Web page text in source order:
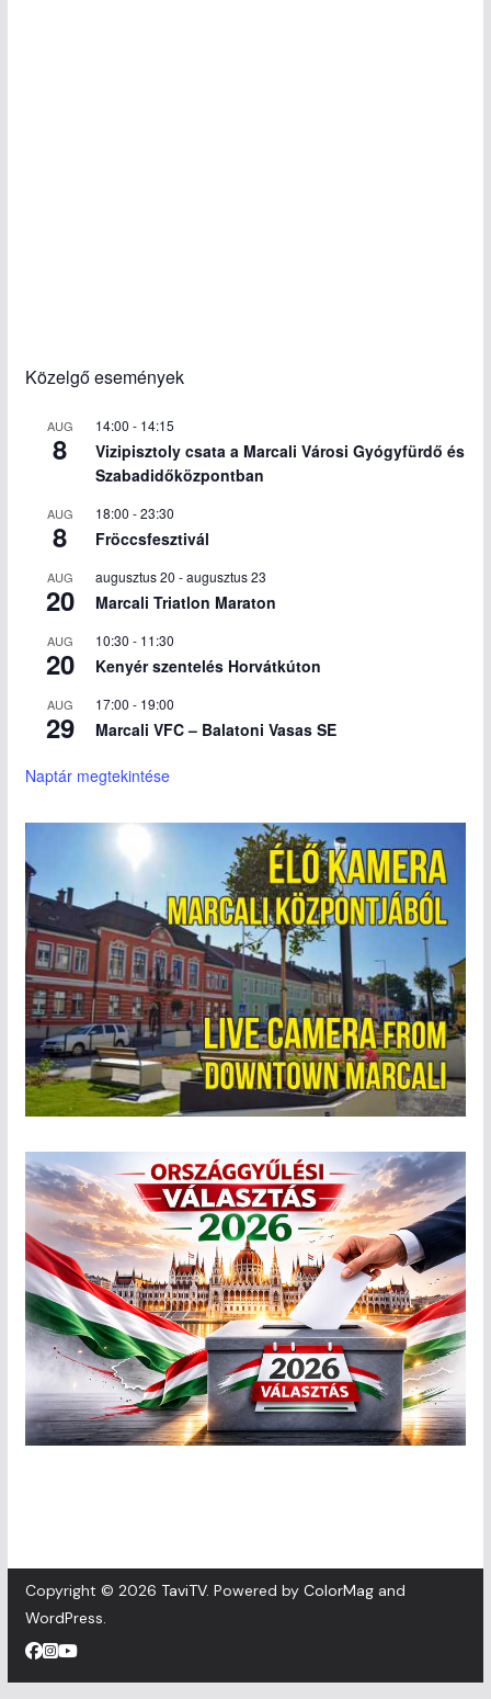
Közelgő események
AUG
8
14:00 - 14:15
Vizipisztoly csata a Marcali Városi Gyógyfürdő és
Szabadidőközpontban
AUG
8
18:00 -23:30
Fröccsfesztivál
AUG
20
augusztus 20 -augusztus 23
Marcali Triatlon Maraton
AUG
20
10:30 - 11:30
Kenyér szentelés Horvátkúton
AUG
29
17:00 - 19:00
Marcali VFC – Balatoni Vasas SE
Naptár megtekintése
Copyright © 2026 TaviTV. Powered by ColorMagand
WordPress.